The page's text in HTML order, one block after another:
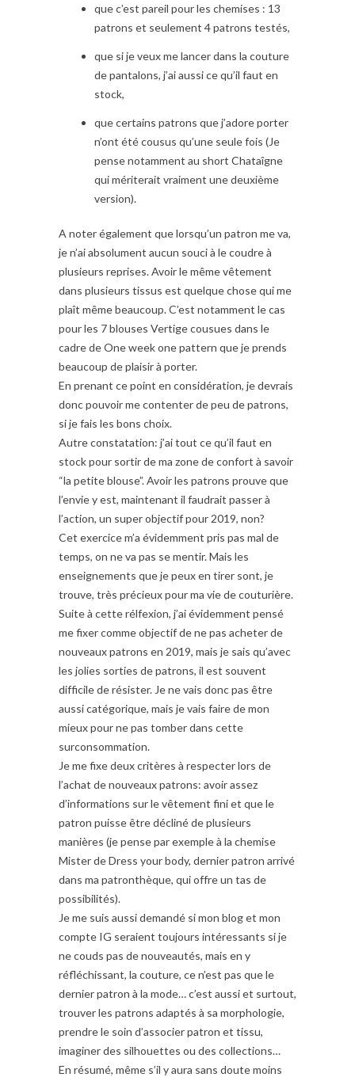
que c’est pareil pour les chemises : 13
patrons et seulement 4 patrons testés,
que si je veux me lancer dans la couture
de pantalons, j’ai aussi ce qu’il faut en
stock,
que certains patrons que j’adore porter
n’ont été cousus qu’une seule fois (Je
pense notamment au short Chataîgne
qui mériterait vraiment une deuxième
version).
A noter également que lorsqu’un patron me va,
je n’ai absolument aucun souci à le coudre à
plusieurs reprises. Avoir le même vêtement
dans plusieurs tissus est quelque chose qui me
plaît même beaucoup. C’est notamment le cas
pour les 7 blouses Vertige cousues dans le
cadre de One week one pattern que je prends
beaucoup de plaisir à porter.
En prenant ce point en considération, je devrais
donc pouvoir me contenter de peu de patrons,
si je fais les bons choix.
Autre constatation: j’ai tout ce qu’il faut en
stock pour sortir de ma zone de confort à savoir
“la petite blouse”. Avoir les patrons prouve que
l’envie y est, maintenant il faudrait passer à
l’action, un super objectif pour 2019, non?
Cet exercice m’a évidemment pris pas mal de
temps, on ne va pas se mentir. Mais les
enseignements que je peux en tirer sont, je
trouve, très précieux pour ma vie de couturière.
Suite à cette rélfexion, j’ai évidemment pensé
me fixer comme objectif de ne pas acheter de
nouveaux patrons en 2019, mais je sais qu’avec
les jolies sorties de patrons, il est souvent
difficile de résister. Je ne vais donc pas être
aussi catégorique, mais je vais faire de mon
mieux pour ne pas tomber dans cette
surconsommation.
Je me fixe deux critères à respecter lors de
l’achat de nouveaux patrons: avoir assez
d’informations sur le vêtement fini et que le
patron puisse être décliné de plusieurs
manières (je pense par exemple à la chemise
Mister de Dress your body, dernier patron arrivé
dans ma patronthèque, qui offre un tas de
possibilités).
Je me suis aussi demandé si mon blog et mon
compte IG seraient toujours intéressants si je
ne couds pas de nouveautés, mais en y
réfléchissant, la couture, ce n’est pas que le
dernier patron à la mode… c’est aussi et surtout,
trouver les patrons adaptés à sa morphologie,
prendre le soin d’associer patron et tissu,
imaginer des silhouettes ou des collections…
En résumé, même s’il y aura sans doute moins